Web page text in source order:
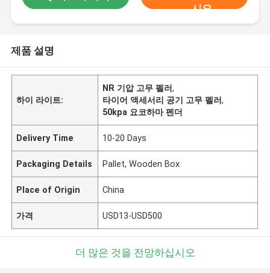
시오
제품 설명
하이 라이트:
NR 기압 고무 펠러,
타이어 액세서리 공기 고무 펠러,
50kpa 요코하마 펜더
Delivery Time 10-20 Days
Packaging Details Pallet, Wooden Box
Place of Origin China
가격 USD13-USD500
더 많은 것을 전망하십시오